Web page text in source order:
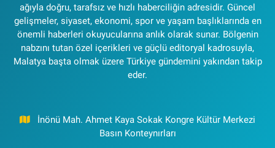
ağıyla doğru, tarafsız ve hızlı haberciliğin adresidir. Güncel
gelişmeler, siyaset, ekonomi, spor ve yaşam başlıklarında en
önemli haberleri okuyucularına anlık olarak sunar. Bölgenin
nabzını tutan özel içerikleri ve güçlü editoryal kadrosuyla,
Malatya başta olmak üzere Türkiye gündemini yakından takip
eder.
İnönü Mah. Ahmet Kaya Sokak Kongre Kültür Merkezi
Basın Konteynırları